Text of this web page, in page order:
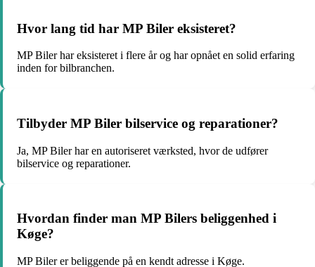
Hvor lang tid har MP Biler eksisteret?
MP Biler har eksisteret i flere år og har opnået en solid erfaring
inden for bilbranchen.
Tilbyder MP Biler bilservice og reparationer?
Ja, MP Biler har en autoriseret værksted, hvor de udfører
bilservice og reparationer.
Hvordan finder man MP Bilers beliggenhed i
Køge?
MP Biler er beliggende på en kendt adresse i Køge.